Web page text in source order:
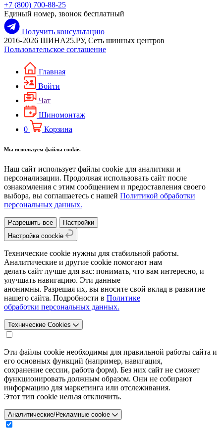
+7 (800) 700-88-25
Единый номер, звонок бесплатный
Получить консультацию
2016-2026 ШИНА25.РУ, Сеть шинных центров
Пользовательское соглашение
Главная
Войти
Чат
Шиномонтаж
0
Корзина
Мы используем файлы cookie.
Наш сайт использует файлы cookie для аналитики и
персонализации. Продолжая использовать сайт после
ознакомления с этим сообщением и предоставления своего
выбора, вы соглашаетесь с нашей Политикой обработки
персональных данных.
Разрешить все
Настройки
Настройка coockie
Технические cookie нужны для стабильной работы.
Аналитические и другие cookie помогают нам
делать сайт лучше для вас: понимать, что вам интересно, и
улучшать навигацию. Эти данные
анонимны. Разрешая их, вы вносите свой вклад в развитие
нашего сайта. Подробности в Политике
обработки персональных данных.
Технические Cookies
Эти файлы cookie необходимы для правильной работы сайта и
его основных функций (например, навигация,
сохранение сессии, работа форм). Без них сайт не сможет
функционировать должным образом. Они не собирают
информацию для маркетинга или отслеживания.
Этот тип cookie нельзя отключить.
Аналитические/Рекламные cookie